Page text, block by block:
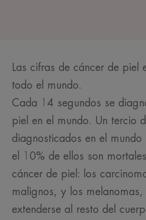
Las cifras de cáncer de piel
todo el mundo.
Cada 14 segundos se
piel en el mundo. Un tercio
diagnosticados en el
el 10% de ellos son
cáncer de piel: los
malignos, y los melanomas,
extenderse al resto del